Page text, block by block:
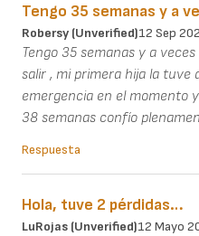
Tengo 35 semanas y a
Robersy (unverified)12 Sep
Tengo 35 semanas y a
salir , mi primera hija la tuve
emergencia en el momento
38 semanas confío
Respuesta
Hola, tuve 2 pérdidas…
LuRojas (unverified)12 Mayo